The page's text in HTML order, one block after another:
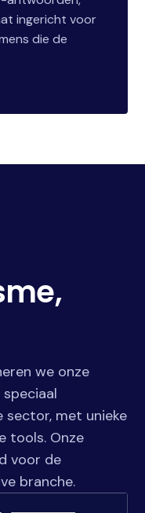
ingericht voor
die de
we onze
met unieke
tools. Onze
voor de
branche.